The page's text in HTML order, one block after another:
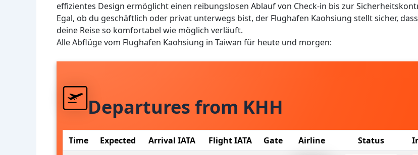
effizientes Design ermöglicht einen reibungslosen Ablauf von Check-in bis zur
Egal, ob du geschäftlich oder privat unterwegs bist, der Flughafen Kaohsiung stellt sicher, dass
deine Reise so komfortabel wie möglich verläuft.
Alle Abflüge vom Flughafen Kaohsiung in Taiwan für heute und morgen:
Departures from KHH
Time Expected Arrival IATA Flight IATA Gate Airline Status